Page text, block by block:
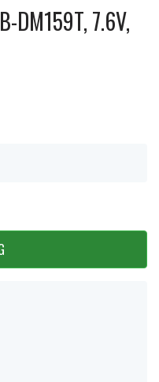
DM159T, 7.6V,